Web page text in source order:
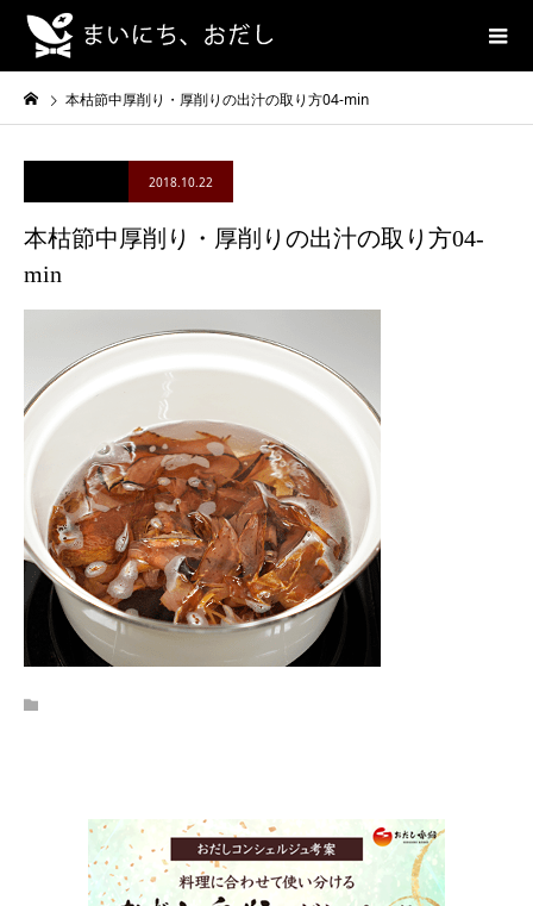
本枯節中厚削り・厚削りの出汁の取り方04-min
2018.10.22
本枯節中厚削り・厚削りの出汁の取り方04-
min